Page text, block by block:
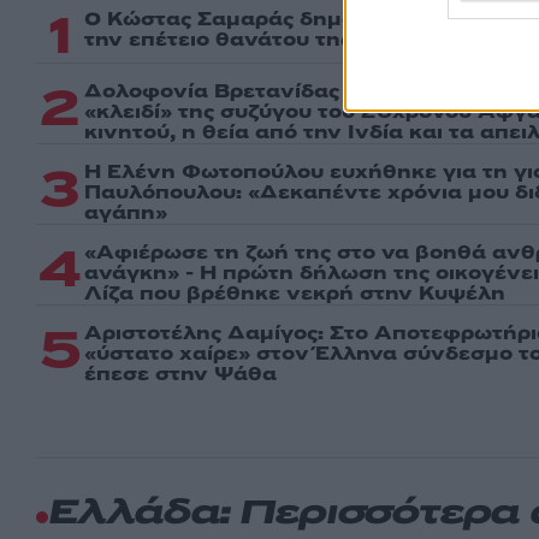
1 Ο Κώστας Σαμαράς δημοσίευσε μία
την επέτειο θανάτου της αδελφής του,
2 Δολοφονία Βρετανίδας στην Κυψέλη: Οι
«κλειδί» της συζύγου του 26χρονου
κινητού, η θεία από την Ινδία και τα
3 Η Ελένη Φωτοπούλου ευχήθηκε για τη
Παυλόπουλου: «Δεκαπέντε χρόνια μου
αγάπη»
4 «Αφιέρωσε τη ζωή της στο να βοηθά
ανάγκη» - Η πρώτη δήλωση της
Λίζα που βρέθηκε νεκρή στην Κυψέλη
5Αριστοτέλης Δαμίγος: Στο
«ύστατο χαίρε» στον Έλληνα σύνδεσμο
έπεσε στην Ψάθα
Ελλάδα: Περισσότερα